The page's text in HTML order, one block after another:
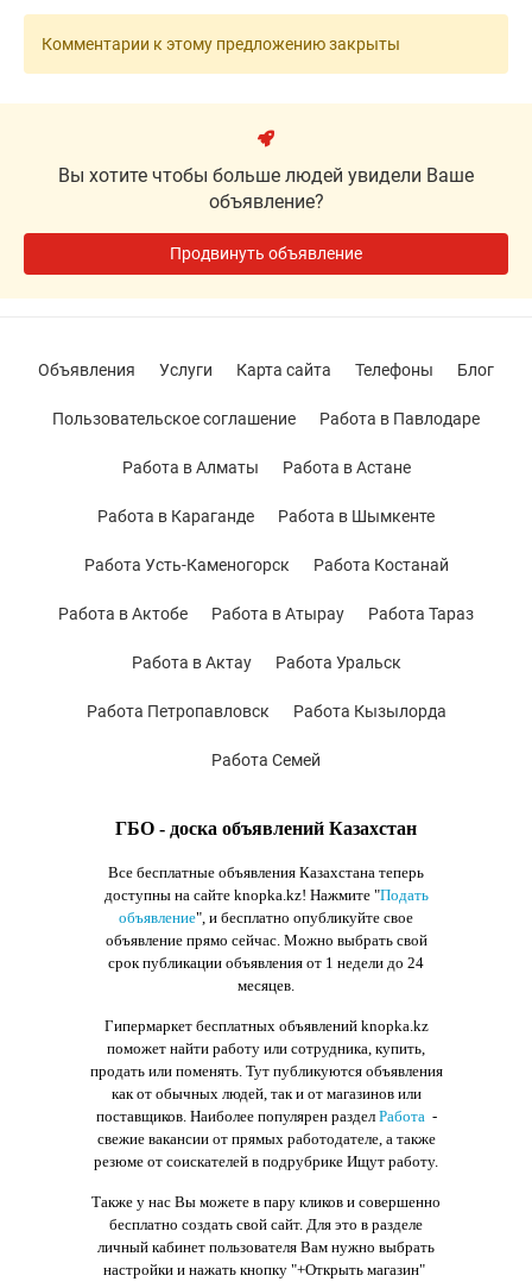
Комментарии к этому предложению закрыты
Вы хотите чтобы больше людей увидели Ваше
объявление?
Продвинуть объявление
ГБО - доска объявлений Казахстан
Все бесплатные объявления Казахстана теперь
доступны на сайте knopka.kz! Нажмите "Подать
объявление", и бесплатно опубликуйте свое
объявление прямо сейчас. Можно выбрать свой
срок публикации объявления от 1 недели до 24
месяцев.
Гипермаркет бесплатных объявлений knopka.kz
поможет найти работу или сотрудника, купить,
продать или поменять. Тут публикуются объявления
как от обычных людей, так и от магазинов или
поставщиков. Наиболее популярен раздел Работа-
свежие вакансии от прямых работодателе, а также
резюме от соискателей в подрубрике Ищут работу.
Также у нас Вы можете в пару кликов и совершенно
бесплатно создать свой сайт. Для это в разделе
личный кабинет пользователя Вам нужно выбрать
настройки и нажать кнопку "+Открыть магазин"
Объявления Услуги Карта сайта Телефоны Блог
Пользовательское соглашение Работа в Павлодаре
Работа в Алматы Работа в Астане
Работа в Караганде Работа в Шымкенте
Работа Усть-Каменогорск Работа Костанай
Работа в Актобе Работа в Атырау Работа Тараз
Работа в Актау Работа Уральск
Работа Петропавловск Работа Кызылорда
Работа Семей